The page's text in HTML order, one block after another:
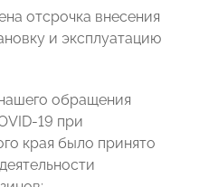
отсрочка внесения
и эксплуатацию
обращения
19 при
края было принято